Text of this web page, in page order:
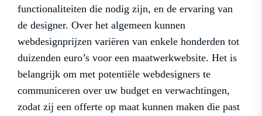
functionaliteiten die nodig zijn, en de ervaring van
de designer. Over het algemeen kunnen
webdesignprijzen variëren van enkele honderden tot
duizenden euro’s voor een maatwerkwebsite. Het is
belangrijk om met potentiële webdesigners te
communiceren over uw budget en verwachtingen,
zodat zij een offerte op maat kunnen maken die past